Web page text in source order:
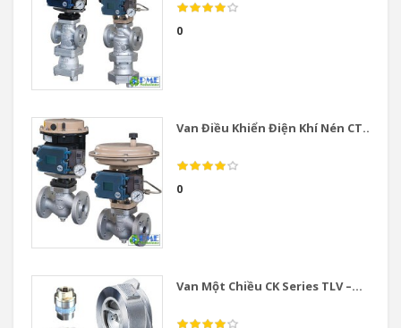
0
Van Điều Khiển Điện Khí Nén CT...
0
Van Một Chiều CK Series TLV –...